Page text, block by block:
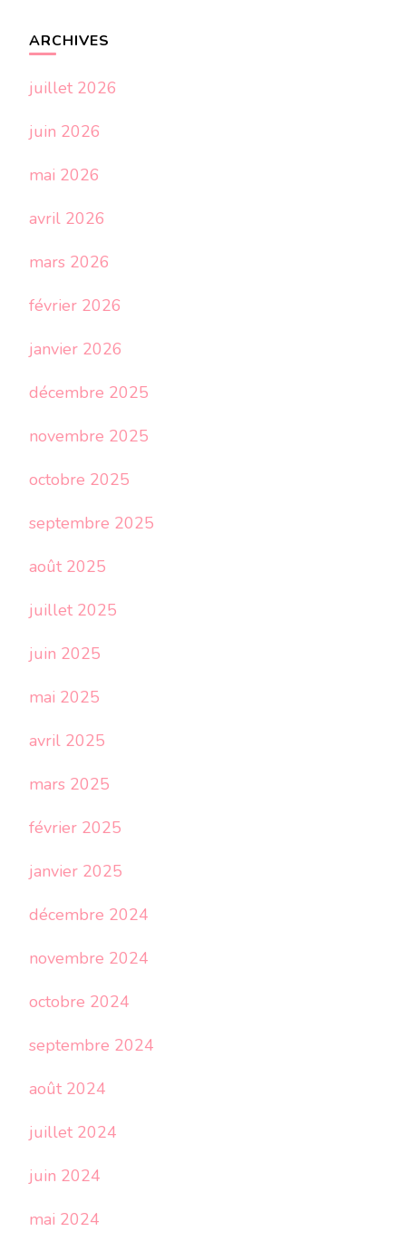
ARCHIVES
juillet 2026
juin 2026
mai 2026
avril 2026
mars 2026
février 2026
janvier 2026
décembre 2025
novembre 2025
octobre 2025
septembre 2025
août 2025
juillet 2025
juin 2025
mai 2025
avril 2025
mars 2025
février 2025
janvier 2025
décembre 2024
novembre 2024
octobre 2024
septembre 2024
août 2024
juillet 2024
juin 2024
mai 2024